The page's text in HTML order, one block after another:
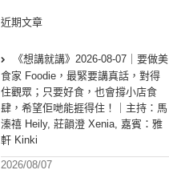
近期文章
《想講就講》2026-08-07｜要做美
食家 Foodie，最緊要講真話，對得
住觀眾；只要好食，也會撐小店食
肆，希望佢哋能捱得住！｜主持：馬
溱禧 Heily, 莊韻澄 Xenia, 嘉賓：雅
軒 Kinki
2026/08/07